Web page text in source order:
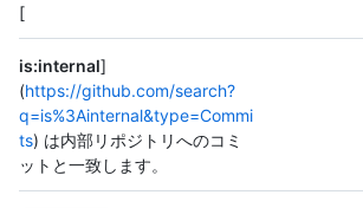
[
is:internal]
(https://github.com/search?
q=is%3Ainternal&type=Commi
ts) は内部リポジトリへのコミ
ットと一致します。